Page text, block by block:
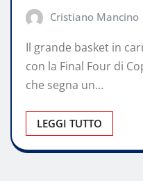
Cristiano Mancino
Il grande basket in
con la Final Four di
che segna un…
LEGGI TUTTO